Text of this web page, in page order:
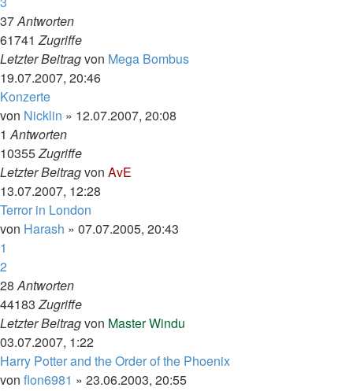
37Antworten
61741Zugriffe
Letzter Beitragvon Mega Bombus
19.07.2007, 20:46
Konzerte
von Nicklin » 12.07.2007, 20:08
1Antworten
10355Zugriffe
Letzter Beitragvon AvE
13.07.2007, 12:28
Terror in London
von Harash » 07.07.2005, 20:43
1
2
28Antworten
44183Zugriffe
Letzter Beitragvon Master Windu
03.07.2007, 1:22
Harry Potter and the Order of the Phoenix
von flon6981 » 23.06.2003, 20:55